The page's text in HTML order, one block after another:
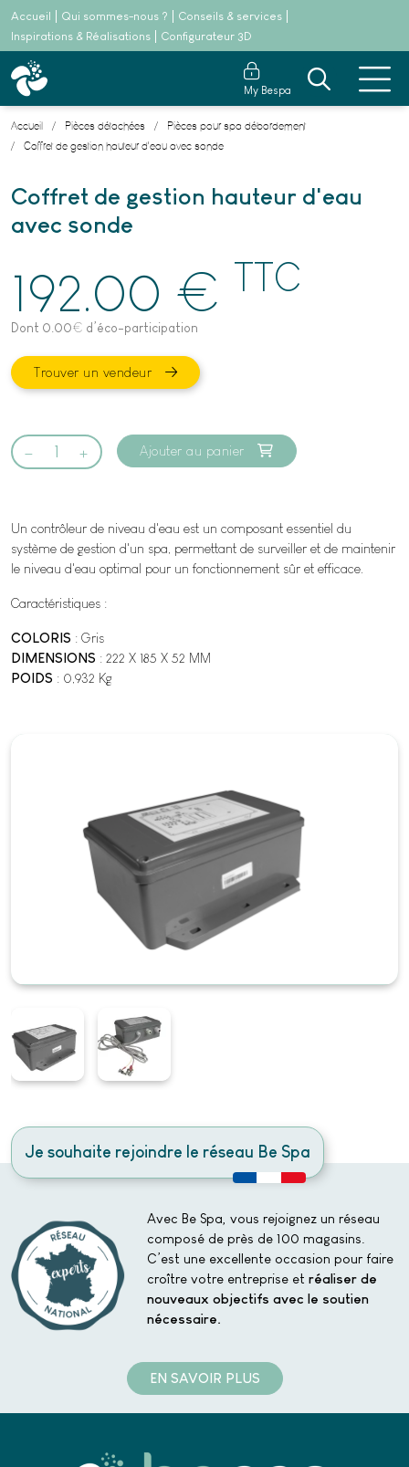
Accueil Qui sommes-nous ?
Conseils & services
Inspirations & Réalisations
Configurateur 3D
My Bespa
Accueil Pièces détachées
Pièces pour spa débordement
Coffret de gestion hauteur d'eau avec sonde
Coffret de gestion hauteur d'eau
avec sonde
192.00 € TTC
Dont 0.00€ d’éco-participation
Trouver un vendeur
Ajouter au panier
Un contrôleur de niveau d'eau est un composant essentiel du
système de gestion d'un spa, permettant de surveiller et de maintenir
le niveau d'eau optimal pour un fonctionnement sûr et efficace.
Caractéristiques :
COLORIS : Gris
DIMENSIONS : 222 X 185 X 52 MM
POIDS : 0,932 Kg
Je souhaite rejoindre le réseau Be Spa
Avec Be Spa, vous rejoignez un réseau
composé de près de 100 magasins.
C’est une excellente occasion pour faire
croître votre entreprise etréaliser de
nouveaux objectifs avec le soutien
nécessaire.
EN SAVOIR PLUS